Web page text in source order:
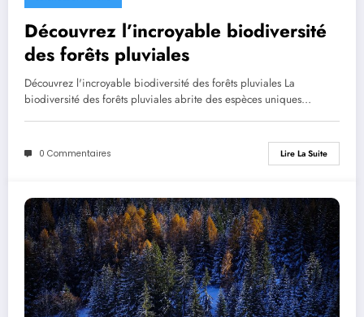
Découvrez l’incroyable biodiversité
des forêts pluviales
Découvrez l'incroyable biodiversité des forêts pluviales La
biodiversité des forêts pluviales abrite des espèces uniques…
0 Commentaires Lire La Suite